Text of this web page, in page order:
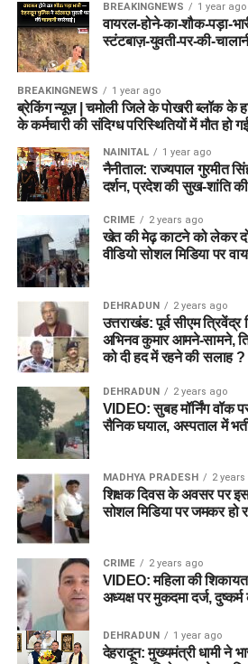
BREAKINGNEWS 1 year ago
वायरल-होने-का-शौक-पड़ा-
स्टंटबाज़-युवती-पर-की-
BREAKINGNEWS 1 year ago
ब्रेकिंग न्यूज़ | चमोली जिले के पोखरी ब्लॉक के
के कर्मचारी की संदिग्ध परिस्थितियों में मौत हो
NAINITAL 1 year ago
नैनीताल: राज्यपाल गुरमीत
दर्शन, प्रदेश की सुख-शांति
CRIME 2 years ago
खेत की मेढ़ काटने को लेकर दो
वीडियो सोशल मिडिया पर
DEHRADUN 2 years ago
उत्तराखंड: पूर्व सीएम
अभिनव कुमार आमने-सामने,
को दी हद में रहने की सलाह ?
DEHRADUN 2 years ago
VIDEO: सुबह मॉर्निंग वॉक
सैनिक घयाल, अस्पताल में
MADHYA PRADESH 2 years
शिक्षक दिवस के अवसर पर इस
सोशल मिडिया पर जमकर हो
CRIME 2 years ago
VIDEO: महिला की
अध्यक्ष पर मुकदमा दर्ज,
DEHRADUN 1 year ago
देहरादून: मुख्यमंत्री धामी ने